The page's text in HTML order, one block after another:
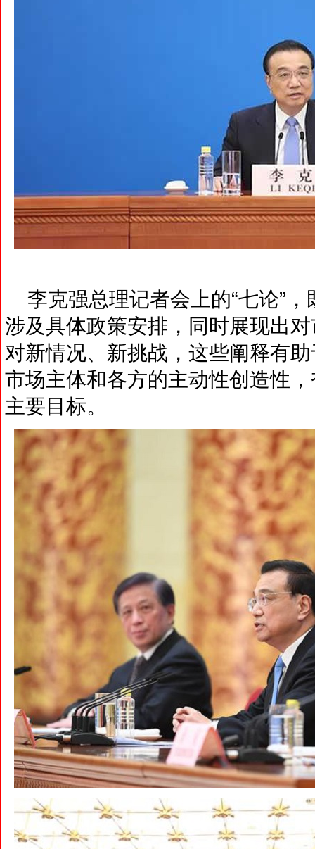
李克强总理记者会上的“七论”
涉及具体政策安排，同时展现出
对新情况、新挑战，这些阐释有
市场主体和各方的主动性创造性
主要目标。